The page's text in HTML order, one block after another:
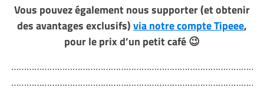
Vous pouvez également nous supporter (et obtenir
des avantages exclusifs)via notre compte Tipeee,
pour le prix d’un petit café 😉